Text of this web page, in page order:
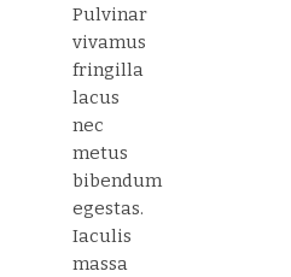
Pulvinar
vivamus
fringilla
lacus
nec
metus
bibendum
egestas.
Iaculis
massa